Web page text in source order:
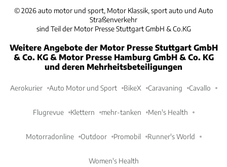
©2026 auto motor und sport, Motor Klassik, sport auto und Auto
Straßenverkehr
sind Teil der Motor Presse Stuttgart GmbH & Co.KG
Weitere Angebote der Motor Presse Stuttgart GmbH
& Co. KG & Motor Presse Hamburg GmbH & Co. KG
und deren Mehrheitsbeteiligungen
Aerokurier Auto Motor und Sport BikeX Caravaning Cavallo
Flugrevue Klettern mehr-tanken Men's Health
Motorradonline Outdoor Promobil Runner's World
Women's Health